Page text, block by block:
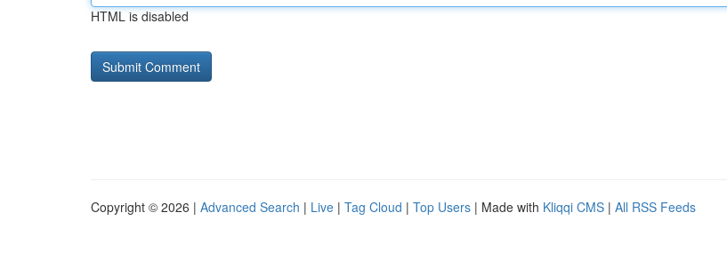
HTML is disabled
Copyright © 2026 | Advanced Search | Live | Tag Cloud | Top Users | Made with Kliqqi CMS | All RSS Feeds